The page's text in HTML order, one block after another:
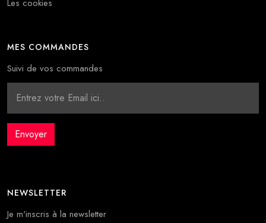
Les cookies
MES COMMANDES
Suivi de vos commandes
NEWSLETTER
Je m'inscris à la newsletter